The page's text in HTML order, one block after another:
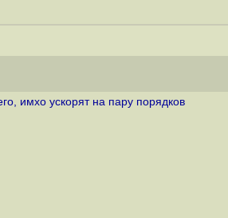
имхо ускорят на пару порядков